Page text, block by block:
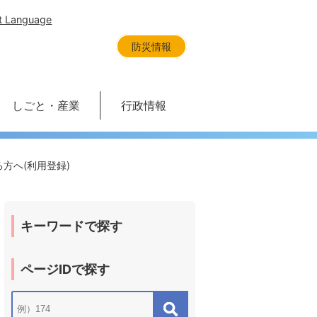
Language
防災情報
しごと・産業 行政情報
方へ(利用登録)
キーワードで探す
ページIDで探す